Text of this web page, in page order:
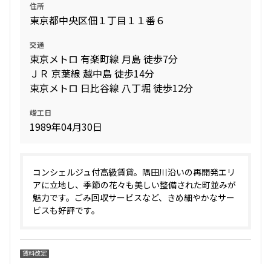
お部屋を再検索
住所
東京都中央区佃１丁目１１番６
交通
東京メトロ 有楽町線 月島 徒歩7分
ＪＲ 京葉線 越中島 徒歩14分
東京メトロ 日比谷線 八丁堀 徒歩12分
竣工日
1989年04月30日
コンシェルジュ付高級賃貸。隅田川沿いの再開発エリ
アに立地し、季節の花々も美しい整備された町並みが
魅力です。ごみ回収サービスなど、きめ細やかなサー
ビスも好評です。
賃料改定